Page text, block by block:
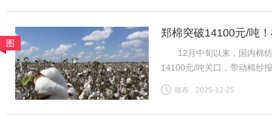
图
郑棉突破14100元/吨
地市场
12月中旬以来，国内棉纺
14100元/吨关口，带动棉纱
挤压，行业竞争格局生变
领布 2025-12-25